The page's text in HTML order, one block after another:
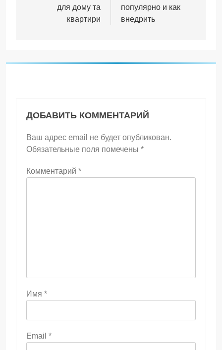
для дому та
квартири
популярно и как
внедрить
ДОБАВИТЬ КОММЕНТАРИЙ
Ваш адрес email не будет опубликован.
Обязательные поля помечены *
Комментарий *
Имя *
Email *